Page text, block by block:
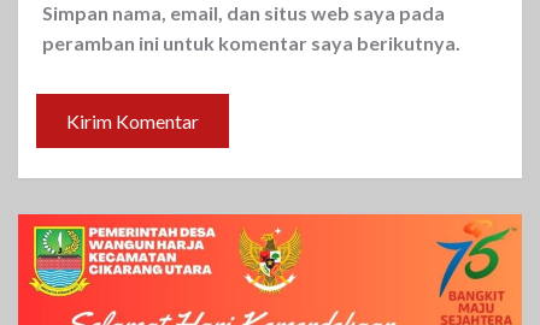
Simpan nama, email, dan situs web saya pada
peramban ini untuk komentar saya berikutnya.